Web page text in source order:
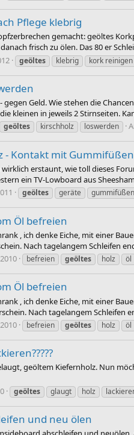
Pflege klebrig
gemacht: geöltes
frisch zu ölen. Das 80 er
geöltes klebrig kork reinigen
Geld. Wie stehen die
kleinen in jeweils 2 Stirnseiten.
geöltes kirschholz loswerden
- Kontakt mit
erstaunt, wie toll dieses
ein TV-Lowboard aus
geöltes geräte gummifüßen
Öl befreien
, ich denke Eiche, mit einer
Nach tagelangem Schleifen
befreien geöltes holz öl
Öl befreien
, ich denke Eiche, mit einer
Nach tagelangem Schleifen
befreien geöltes holz öl
geöltem Kiefernholz. Nun
geöltes glaugt holz
und neu ölen